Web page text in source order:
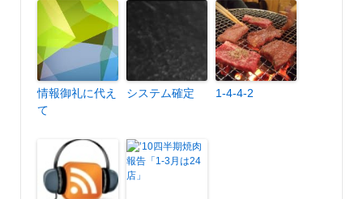
情報御礼に代え
て
システム確定 1-4-4-2